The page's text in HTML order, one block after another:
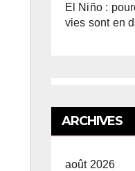
El Niño :
vies sont en
ARCHIVES
août 2026